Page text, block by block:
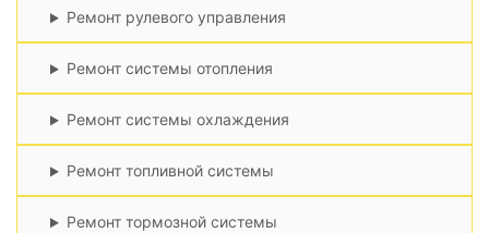
Ремонт рулевого управления
Ремонт системы отопления
Ремонт системы охлаждения
Ремонт топливной системы
Ремонт тормозной системы